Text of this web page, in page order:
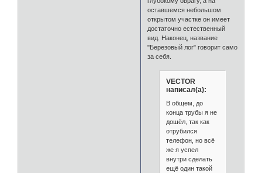
оставшемся небольшом
открытом участке он имеет
достаточно естественный
вид. Наконец, название
"Березовый лог" говорит само
за себя.
VECTOR
написал(а):
В общем, до
конца трубы я не
дошёл, так как
отрубился
телефон, но всё
же я успел
внутри сделать
ещё один такой